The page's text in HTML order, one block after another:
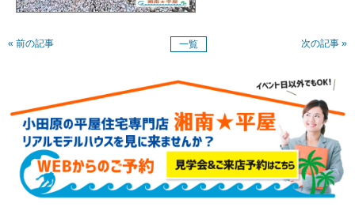
« 前の記事 一覧 次の記事 »